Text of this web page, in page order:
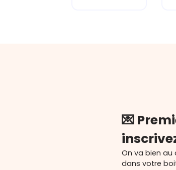
💌
On va bien au
dans votre